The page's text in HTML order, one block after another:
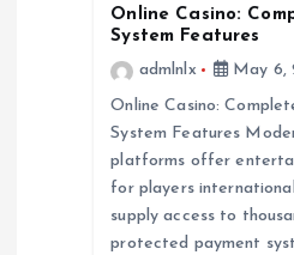
Online Casino:
System Features
admlnlx
May 6,
Online Casino:
System Features
platforms offer
for players
supply access to
protected payment